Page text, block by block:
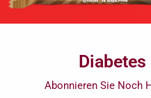
Abonnieren Sie Noch